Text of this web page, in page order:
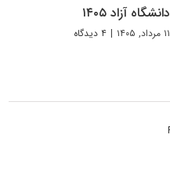
دانشگاه آزاد ۱۴۰۵
۱۱ مرداد, ۱۴۰۵ | ۴ دیدگاه